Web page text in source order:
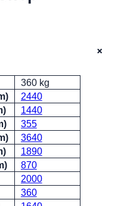
+
360 kg
2440
1440
355
3640
1890
870
2000
360